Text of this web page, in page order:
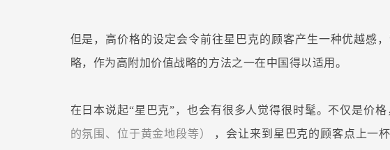
但是，高价格的设定会令前往星巴克的顾客产生一种优越感
略，作为高附加价值战略的方法之一在中国得以适用。
在日本说起“星巴克”，也会有很多人觉得很时髦。不仅是价
的氛围、位于黄金地段等） ，会让来到星巴克的顾客点上一